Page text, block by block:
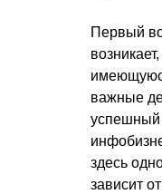
Первый
важные
успешный
здесь
зависит